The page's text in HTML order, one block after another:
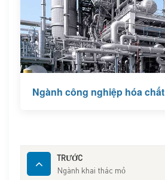
Ngành công nghiệp hóa chất
TRƯỚC
Ngành khai thác mỏ